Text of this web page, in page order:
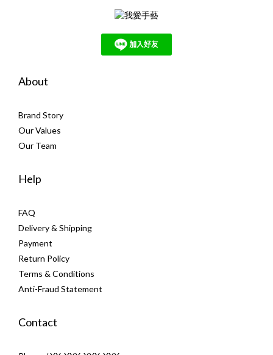
About
Brand Story
Our Values
Our Team
Help
FAQ
Delivery & Shipping
Payment
Return Policy
Terms & Conditions
Anti-Fraud Statement
Contact